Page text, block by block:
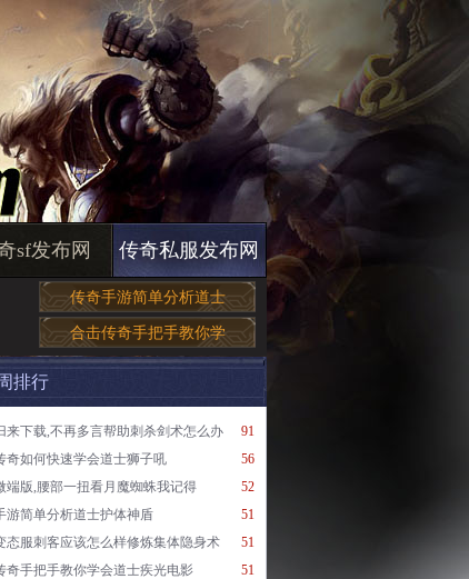
sf发布网 传奇私服发布网
传奇手游简单分析道士
合击传奇手把手教你学
排行
91
来下载,不再多言帮助刺杀剑术怎么办
56
奇如何快速学会道士狮子吼
52
端版,腰部一扭看月魔蜘蛛我记得
51
游简单分析道士护体神盾
51
态服刺客应该怎么样修炼集体隐身术
51
奇手把手教你学会道士疾光电影